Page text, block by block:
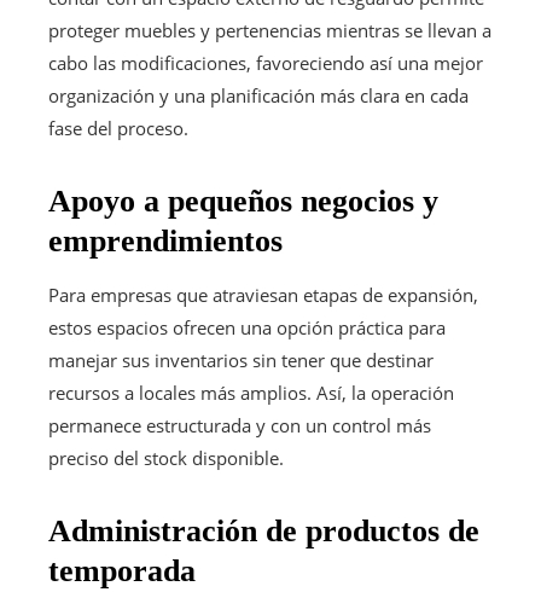
proteger muebles y pertenencias mientras se llevan a
cabo las modificaciones, favoreciendo así una mejor
organización y una planificación más clara en cada
fase del proceso.
Apoyo a pequeños negocios y
emprendimientos
Para empresas que atraviesan etapas de expansión,
estos espacios ofrecen una opción práctica para
manejar sus inventarios sin tener que destinar
recursos a locales más amplios. Así, la operación
permanece estructurada y con un control más
preciso del stock disponible.
Administración de productos de
temporada